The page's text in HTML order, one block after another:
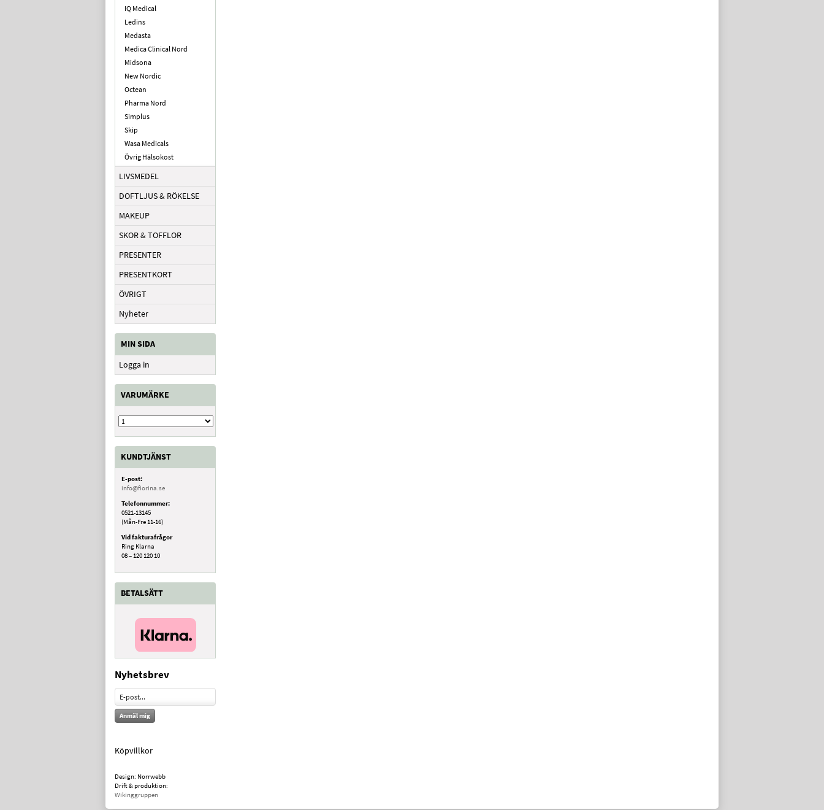
IQ Medical
Ledins
Medasta
Medica Clinical Nord
Midsona
New Nordic
Octean
Pharma Nord
Simplus
Skip
Wasa Medicals
Övrig Hälsokost
LIVSMEDEL
DOFTLJUS & RÖKELSE
MAKEUP
SKOR & TOFFLOR
PRESENTER
PRESENTKORT
ÖVRIGT
Nyheter
MIN SIDA
Logga in
VARUMÄRKE
KUNDTJÄNST
E-post:
info@fiorina.se
Telefonnummer:
0521-13145
(Mån-Fre 11-16)
Vid fakturafrågor
Ring Klarna
08 – 120 120 10
BETALSÄTT
Nyhetsbrev
Anmäl mig
Köpvillkor
Design: Norrwebb
Drift & produktion:
Wikinggruppen